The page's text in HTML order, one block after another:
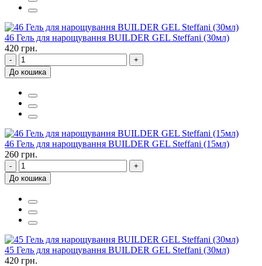
46 Гель для нарощування BUILDER GEL Steffani (30мл)
420 грн.
-
+
До кошика
46 Гель для нарощування BUILDER GEL Steffani (15мл)
260 грн.
-
+
До кошика
45 Гель для нарощування BUILDER GEL Steffani (30мл)
420 грн.